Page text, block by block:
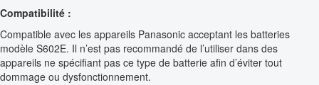
Compatibilité :
Compatible avec les appareils Panasonic acceptant les batteries
modèle S602E. Il n’est pas recommandé de l’utiliser dans des
appareils ne spécifiant pas ce type de batterie afin d’éviter tout
dommage ou dysfonctionnement.